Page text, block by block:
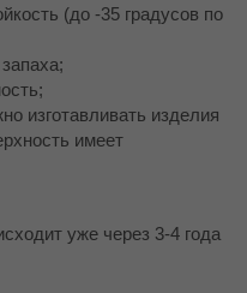
(до -35 градусов по
изготавливать изделия
имеет
уже через 3-4 года